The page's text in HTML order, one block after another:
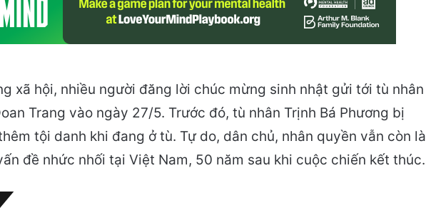
xã hội, nhiều người đăng lời chúc mừng sinh nhật gửi tới tù nhân
Trang vào ngày 27/5. Trước đó, tù nhân Trịnh Bá Phương bị
tội danh khi đang ở tù. Tự do, dân chủ, nhân quyền vẫn còn là
đề nhức nhối tại Việt Nam, 50 năm sau khi cuộc chiến kết thúc.